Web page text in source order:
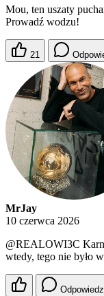
Mou, ten uszaty
Prowadź wodzu!
21
MrJay
10 czerwca 2026
@REALOWI3C
wtedy, tego nie było
Odpowiedz